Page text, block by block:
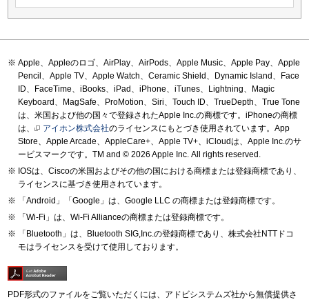
Apple、Appleのロゴ、AirPlay、AirPods、Apple Music、Apple Pay、Apple
Pencil、Apple TV、Apple Watch、Ceramic Shield、Dynamic Island、Face
ID、FaceTime、iBooks、iPad、iPhone、iTunes、Lightning、Magic
Keyboard、MagSafe、ProMotion、Siri、Touch ID、TrueDepth、True Tone
は、米国および他の国々で登録されたApple Inc.の商標です。iPhoneの商標
は、
アイホン株式会社のライセンスにもとづき使用されています。App
Store、Apple Arcade、AppleCare+、Apple TV+、iCloudは、Apple Inc.のサ
ービスマークです。TM and © 2026 Apple Inc. All rights reserved.
IOSは、Ciscoの米国およびその他の国における商標または登録商標であり、
ライセンスに基づき使用されています。
「Android」「Google」は、Google LLC の商標または登録商標です。
「Wi-Fi」は、Wi-Fi Allianceの商標または登録商標です。
「Bluetooth」は、Bluetooth SIG,Inc.の登録商標であり、株式会社NTTドコ
モはライセンスを受けて使用しております。
PDF形式のファイルをご覧いただくには、アドビシステムズ社から無償提供さ